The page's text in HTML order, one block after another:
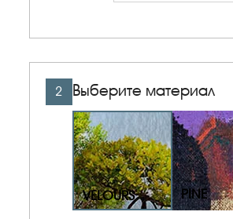
2 Выберите материал
VELOURS PINE